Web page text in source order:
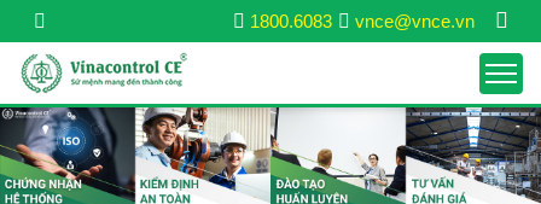
vnce@vnce.vn
1800.6083